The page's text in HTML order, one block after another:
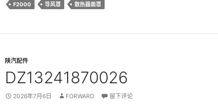
F2000 导风罩 散热器面罩
陕汽配件
DZ13241870026
2026年7月6日 FORWARD 留下评论